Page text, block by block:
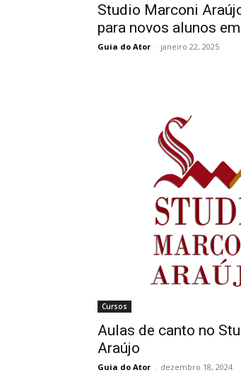
Studio Marconi
para novos alunos
Guia do Ator - janeiro 22, 2025
Cursos
Aulas de canto no
Araújo
Guia do Ator - dezembro 18, 2024